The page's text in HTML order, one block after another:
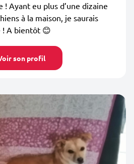
Ayant eu plus d’une dizaine
à la maison, je saurais
! A bientôt 😊
son profil